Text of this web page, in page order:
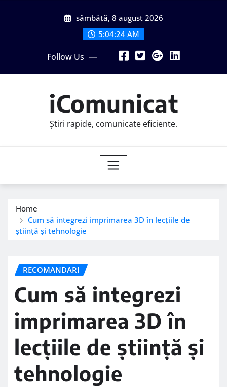
sâmbătă, 8 august 2026
5:04:26 AM
Follow Us
iComunicat
Știri rapide, comunicate eficiente.
Home
Cum să integrezi imprimarea 3D în lecțiile de
știință și tehnologie
RECOMANDARI
Cum să integrezi
imprimarea 3D în
lecțiile de știință și
tehnologie